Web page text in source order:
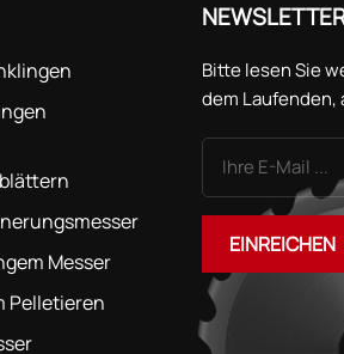
Messer
Pelletieren
Bitte lesen Sie
dem Laufenden,
Ihre Meinung mit.
EINREICHEN